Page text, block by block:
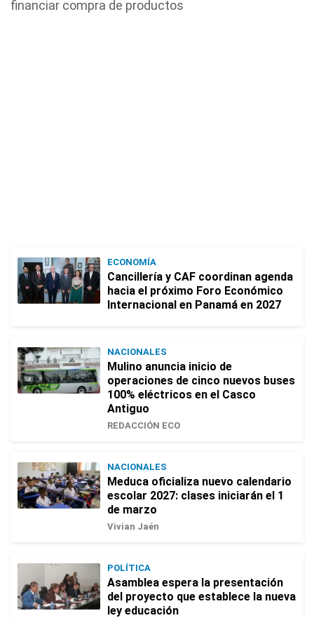
financiar compra de productos
ECONOMÍA
Cancillería y CAF coordinan agenda
hacia el próximo Foro Económico
Internacional en Panamá en 2027
NACIONALES
Mulino anuncia inicio de
operaciones de cinco nuevos buses
100% eléctricos en el Casco
Antiguo
REDACCIÓN ECO
NACIONALES
Meduca oficializa nuevo calendario
escolar 2027: clases iniciarán el 1
de marzo
Vivian Jaén
POLÍTICA
Asamblea espera la presentación
del proyecto que establece la nueva
ley educación